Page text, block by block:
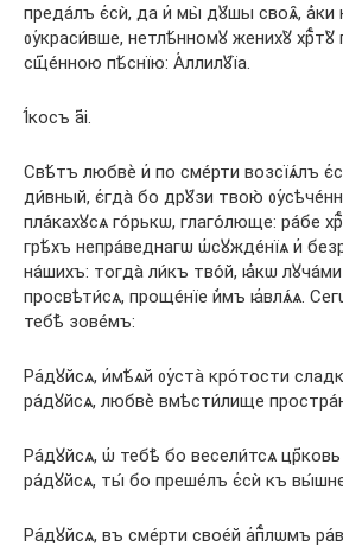
преда́лъ є҆сѝ, да и҆ мы̀ дꙋ́шы своѧ̑, а҆́ки
ᲂу҆краси́вше, нетлѣ́нномꙋ женихꙋ̀
сщ҃е́нною пѣ́снїю: А҆ллилꙋ́їа.
І҆́косъ а҃і.
Свѣ́тъ любвѐ и҆ по сме́рти возсїѧ́лъ
ди́вный, є҆гда̀ бо дрꙋ́зи твою̀
пла́кахꙋсѧ го́рькѡ, глаго́люще: ра́бе
грѣ́хъ непра́веднагѡ ѡ҆сꙋжде́нїѧ и҆
на́шихъ: тогда̀ ли́къ тво́й, ꙗ҆́кѡ
просвѣти́сѧ, проще́нїе и҆̀мъ ꙗ҆влѧ́ѧ.
тебѣ̀ зове́мъ:
Ра́дꙋйсѧ, и҆мѣ́ѧй ᲂу҆ста̀ кро́тости
ра́дꙋйсѧ, любвѐ вмѣсти́лище
Ра́дꙋйсѧ, ѡ҆ тебѣ̀ бо весели́тсѧ
ра́дꙋйсѧ, ты́ бо преше́лъ є҆сѝ къ
Ра́дꙋйсѧ, въ сме́рти свое́й а҆пⷭ҇лѡмъ